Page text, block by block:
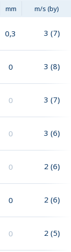
mm m/s (by)
0,3 3 (7)
0 3 (8)
0 3 (7)
0 3 (6)
0 2 (6)
0 2 (6)
0 2 (5)